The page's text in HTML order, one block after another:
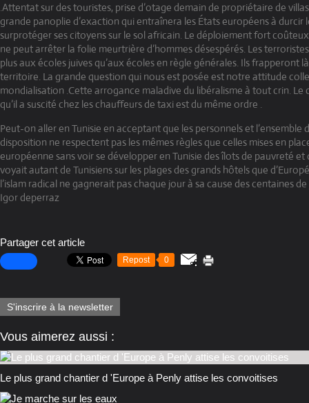
.Attentat sur des touristes, prise d’otage demain de propriétaire de
grande panoplie d’exaction qui entraînera les États européens à durcir
surprotéger ses citoyens sur le sol africain. Le déploiement fort
ne peut arrêter la folie meurtrière d’hommes désespérés. Les
plus aux écoles juives qu’aux écoles en règle générales. Ils frapperont
territoire. La grande question qui nous est posée est notre attitude
mondialisation .Cette arrogance maladive du libéralisme à tout crin. Le
qu’il a suscité chez les chauffeurs de taxi est du même ordre .
Peut-on aller en Tunisie en acceptant que les personnels et l’ensemble
disposition ne respectent pas les mêmes règles que celles mises en
européenne sans voir se développer en Tunisie des îlots de pauvreté et
voyait autant de Tunisiens sur les plages des grands hôtels que
l’islam radical ne gagnerait pas chaque jour à sa cause des centaines
Igor deperraz
Partager cet article
Repost 0
S'inscrire à la newsletter
Vous aimerez aussi :
Le plus grand chantier d 'Europe à Penly attise les convoitises